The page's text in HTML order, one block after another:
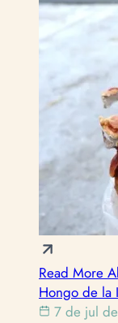
Read More
Hongo de la
7 de jul